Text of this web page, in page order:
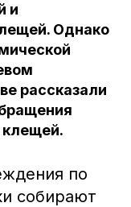
и
Однако
рассказали
по
собирают